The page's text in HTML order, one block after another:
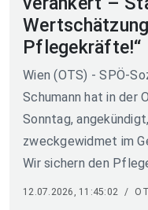
Pflegekräfte!“
Wien (OTS) - SPÖ-
Schumann hat in der
Sonntag,
zweckgewidmet im
Wir sichern den
12.07.2026, 11:45:02 /